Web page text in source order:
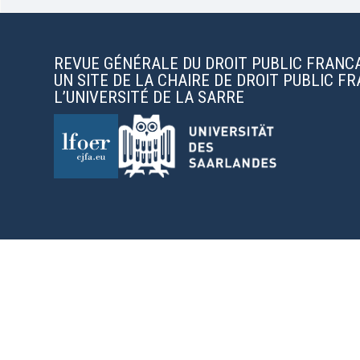
REVUE GÉNÉRALE DU DROIT PUBLIC
UN SITE DE LA CHAIRE DE DROIT PUBLIC
L’UNIVERSITÉ DE LA SARRE